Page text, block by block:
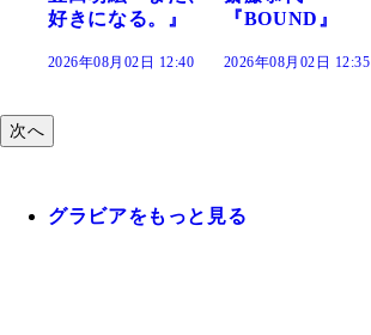
『BOUND』
2026年08月02日 12:35
『Sunflower』
2026年08月02日 12:30
次へ
グラビアをもっと見る